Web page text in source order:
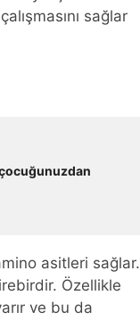
sağlar
çocuğunuzdan
asitleri sağlar.
Özellikle
ve bu da